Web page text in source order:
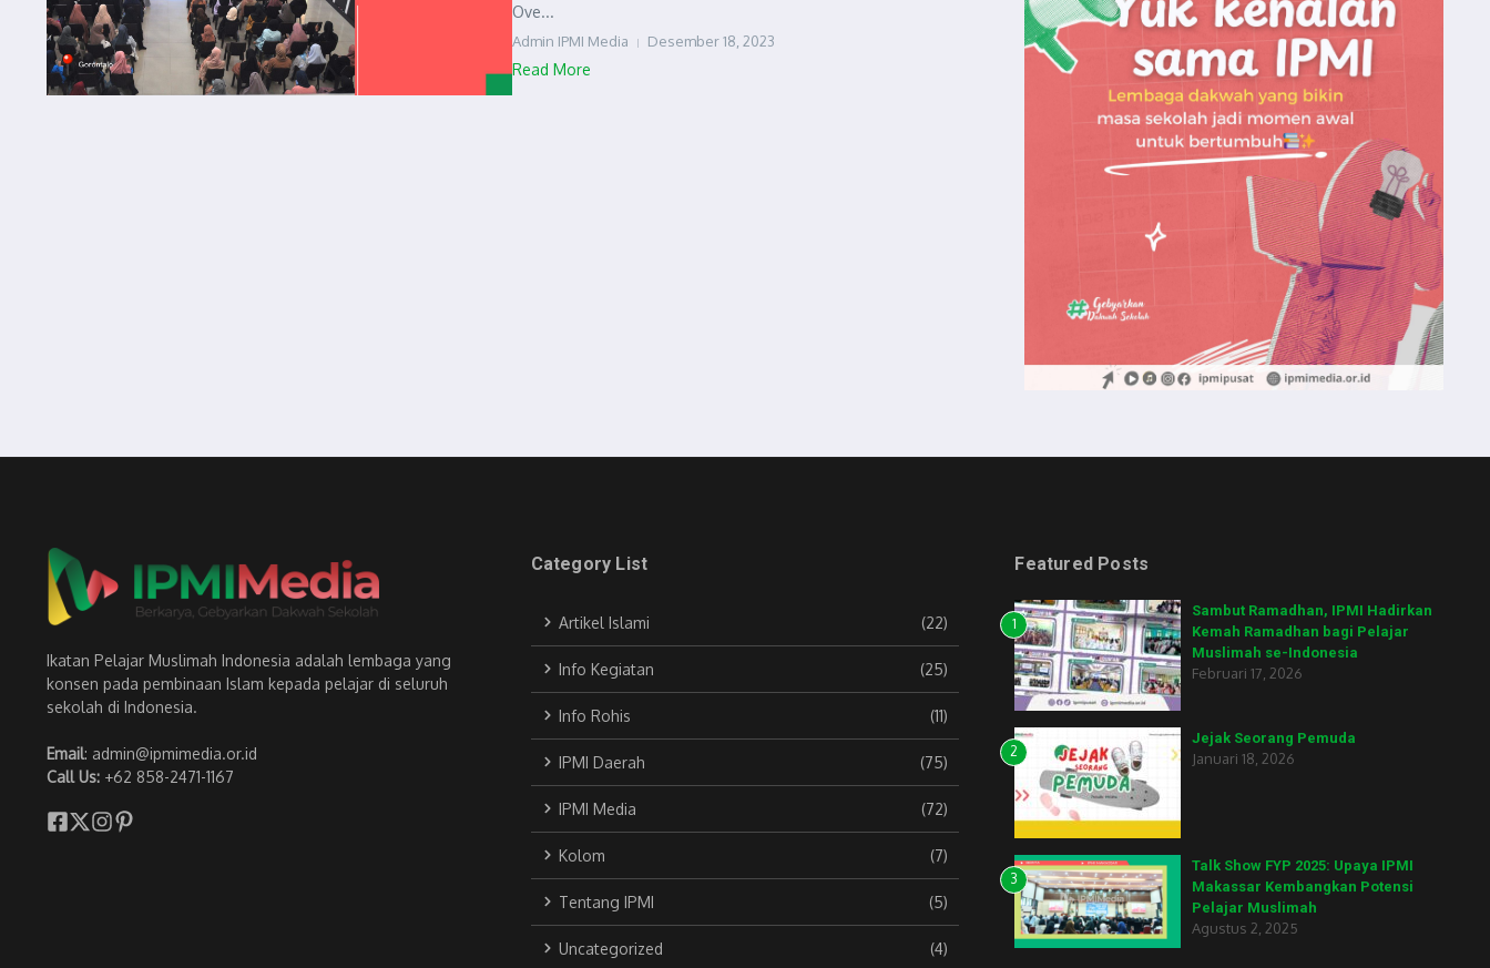
Ove...
Admin IPMI Media Desember 18, 2023
Read More
Ikatan Pelajar Muslimah Indonesia adalah lembaga yang
konsen pada pembinaan Islam kepada pelajar di seluruh
sekolah di Indonesia.
Email: admin@ipmimedia.or.id
Call Us: +62 858-2471-1167
Category List
Artikel Islami (22)
Info Kegiatan (25)
Info Rohis (11)
IPMI Daerah (75)
IPMI Media (72)
Kolom (7)
Tentang IPMI (5)
Uncategorized (4)
Featured Posts
1
Sambut Ramadhan, IPMI Hadirkan
Kemah Ramadhan bagi Pelajar
Muslimah se-Indonesia
Februari 17, 2026
2
Jejak Seorang Pemuda
Januari 18, 2026
3
Talk Show FYP 2025: Upaya IPMI
Makassar Kembangkan Potensi
Pelajar Muslimah
Agustus 2, 2025